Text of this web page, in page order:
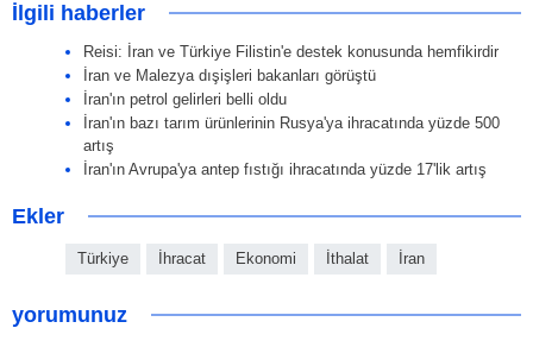
İlgili haberler
Reisi: İran ve Türkiye Filistin'e destek konusunda hemfikirdir
İran ve Malezya dışişleri bakanları görüştü
İran'ın petrol gelirleri belli oldu
İran'ın bazı tarım ürünlerinin Rusya'ya ihracatında yüzde 500
artış
İran'ın Avrupa'ya antep fıstığı ihracatında yüzde 17'lik artış
Ekler
Türkiye İhracat Ekonomi İthalat İran
yorumunuz